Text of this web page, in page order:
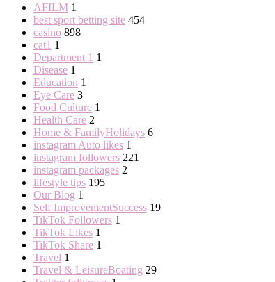
AFILM 1
best sport betting site 454
casino 898
cat1 1
Department 1 1
Disease 1
Education 1
Eye Care 3
Food Culture 1
Health Care 2
Home & FamilyHolidays 6
instagram Auto likes 1
instagram followers 221
instagram packages 2
lifestyle tips 195
Our Blog 1
Self ImprovementSuccess 19
TikTok Followers 1
TikTok Likes 1
TikTok Share 1
Travel 1
Travel & LeisureBoating 29